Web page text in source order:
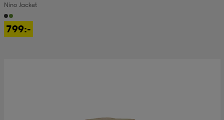
Nino Jacket
799:-